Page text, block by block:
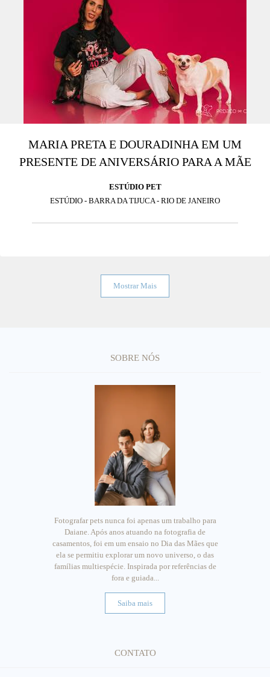
MARIA PRETA E DOURADINHA EM UM
PRESENTE DE ANIVERSÁRIO PARA A MÃE
ESTÚDIO PET
ESTÚDIO - BARRA DA TIJUCA - RIO DE JANEIRO
Mostrar Mais
SOBRE NÓS
Fotografar pets nunca foi apenas um trabalho para
Daiane. Após anos atuando na fotografia de
casamentos, foi em um ensaio no Dia das Mães que
ela se permitiu explorar um novo universo, o das
famílias multiespécie. Inspirada por referências de
fora e guiada...
Saiba mais
CONTATO